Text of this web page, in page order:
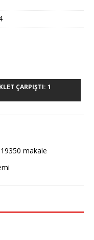
ÇARPIŞTI: 1
19350 makale